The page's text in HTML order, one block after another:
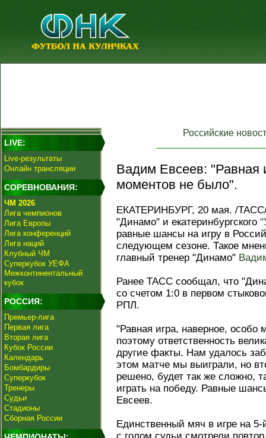
LIVE:
Live-результаты
Онлайн трансляции
СОРЕВНОВАНИЯ:
ЧМ 2026
Лига чемпионов
Лига Европы
Лига конференций
Лига наций
Клубный ЧМ
Суперкубок УЕФА
Межконтинентальный
кубок
РОССИЯ:
Премьер-лига
Первая лига
Вторая лига
Кубок России
Календарь
Бомбардиры
Суперкубок
Тренеры
Судьи
Стадионы
Сборная России
Российские
Вадим Евсеев: "Равная
моментов не было".
ЕКАТЕРИНБУРГ, 20 мая. /ТАСС/
"Динамо" и екатеринбургского
равные шансы на игру в
следующем сезоне. Такое
главный тренер "Динамо"
Ранее ТАСС сообщал, что
со счетом 1:0 в первом
РПЛ.
"Равная игра, наверное,
поэтому ответственность
другие факты. Нам удалось
этом матче мы выиграли, но
решено, будет так же сложно,
играть на победу. Равные
Евсеев.
Единственный мяч в игре на